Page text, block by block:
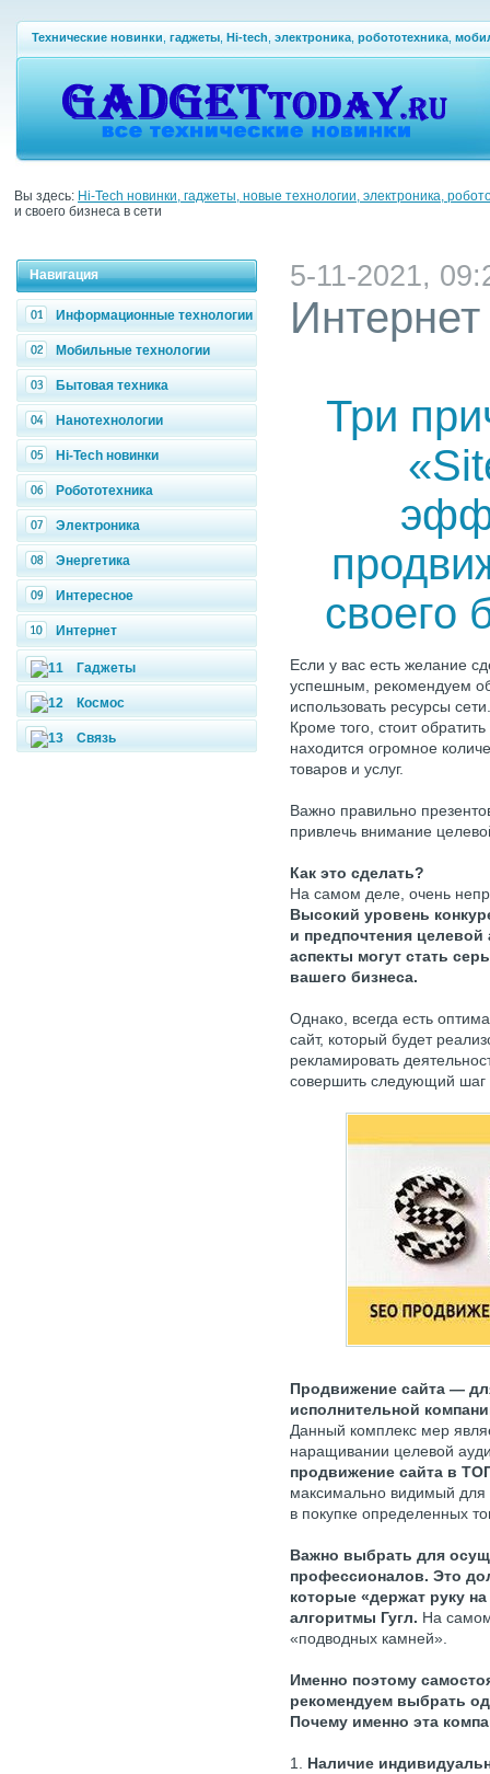
Технические новинки гаджеты Hi-tech электроника робототехника
Вы здесь: Hi-Tech новинки, гаджеты, новые технологии, электроника,
и своего бизнеса в сети
Навигация
Информационные технологии
Мобильные технологии
Бытовая техника
Нанотехнологии
Hi-Tech новинки
Робототехника
Электроника
Энергетика
Интересное
Интернет
Гаджеты
Космос
Связь
5-11-2021,
Интернет
Три
своего
Если у вас есть желание
успешным, рекомендуем
использовать ресурсы
Кроме того, стоит
находится огромное
товаров и услуг.
Важно правильно
привлечь внимание
Как это сделать?
На самом деле, очень
Высокий уровень
и предпочтения целевой
аспекты могут стать
вашего бизнеса.
Однако, всегда есть
сайт, который будет
рекламировать
совершить следующий
Продвижение сайта —
исполнительной
Данный комплекс мер
наращивании целевой
продвижение сайта в
максимально видимый для
в покупке определенных
Важно выбрать для
профессионалов. Это
которые «держат руку
алгоритмы Гугл. На
«подводных камней».
Именно поэтому
рекомендуем выбрать
Почему именно эта
1. Наличие